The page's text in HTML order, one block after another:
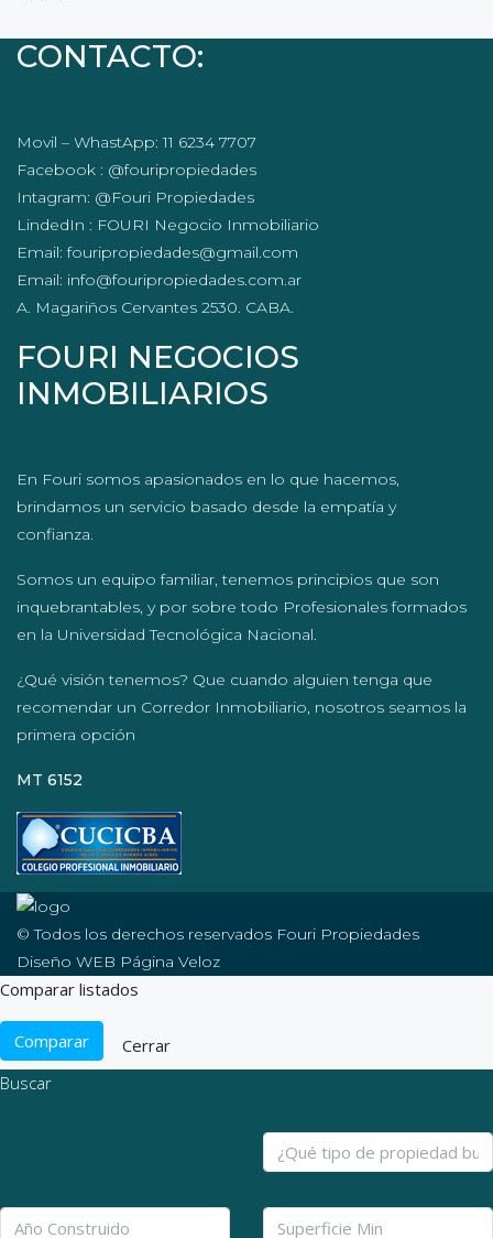
CONTACTO:
Movil – WhastApp: 11 6234 7707
Facebook : @fouripropiedades
Intagram: @Fouri Propiedades
LindedIn : FOURI Negocio Inmobiliario
Email: fouripropiedades@gmail.com
Email: info@fouripropiedades.com.ar
A. Magariños Cervantes 2530. CABA.
FOURI NEGOCIOS
INMOBILIARIOS
En Fouri somos apasionados en lo que hacemos,
brindamos un servicio basado desde la empatía y
confianza.
Somos un equipo familiar, tenemos principios que son
inquebrantables, y por sobre todo Profesionales formados
en la Universidad Tecnológica Nacional.
¿Qué visión tenemos? Que cuando alguien tenga que
recomendar un Corredor Inmobiliario, nosotros seamos la
primera opción
MT 6152
© Todos los derechos reservados Fouri Propiedades
Diseño WEB Página Veloz
Comparar listados
Comparar
Cerrar
Buscar